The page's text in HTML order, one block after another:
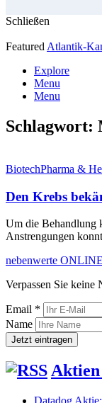
Schließen
Featured Atlantik-
Explore
Menu
Menu
Schlagwort:
BiotechPharma &
Den Krebs
Um die Behandlung
Anstrengungen
nebenwerte
Verpassen Sie
Email *
Name
Aktien